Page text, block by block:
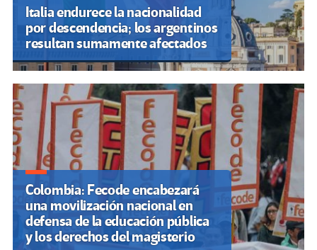
Italia endurece la nacionalidad
por descendencia; los argentinos
resultan sumamente afectados
Colombia: Fecode encabezará
una movilización nacional en
defensa de la educación pública
y los derechos del magisterio